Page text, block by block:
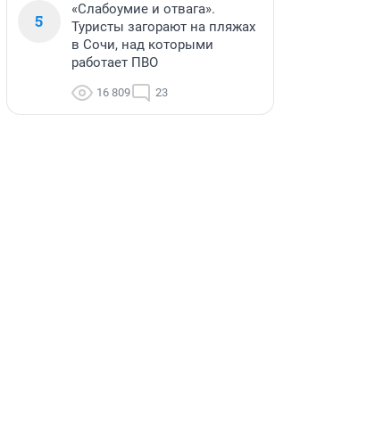
5
«Слабоумие и отвага».
Туристы загорают на пляжах
в Сочи, над которыми
работает ПВО
16 809 23